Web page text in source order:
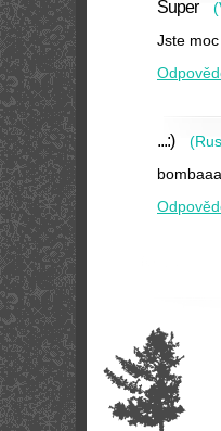
Super (
Jste
...:) (